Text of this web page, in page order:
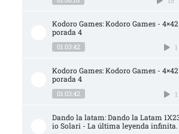
Kodoro Games: Kodoro Games -
porada 4
01:03:42 1
Kodoro Games: Kodoro Games -
porada 4
01:03:42 1
Dando la latam: Dando la Latam
io Solari - La última leyenda infinita.